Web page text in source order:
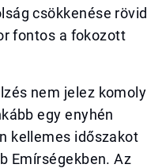
csökkenése rövid
fontos a fokozott
nem jelez komoly
egy enyhén
kellemes időszakot
Emírségekben. Az